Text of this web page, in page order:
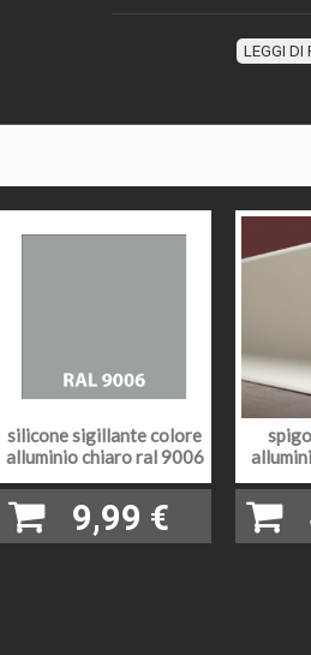
DESCRIZIONE
ALTEZZA
SPESSORE
PEZZI SPECIALI
CAMPIONI
METODO DI POSA
LEGGI DI
silicone sigillante colore
alluminio chiaro ral 9006
9,99 €